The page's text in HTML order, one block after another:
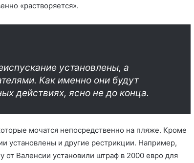
«растворяется».
установлены, а
Как именно они будут
действиях, ясно не до конца.
мочатся непосредственно на пляже. Кроме
установлены и другие рестрикции. Например,
Валенсии установили штраф в 2000 евро для